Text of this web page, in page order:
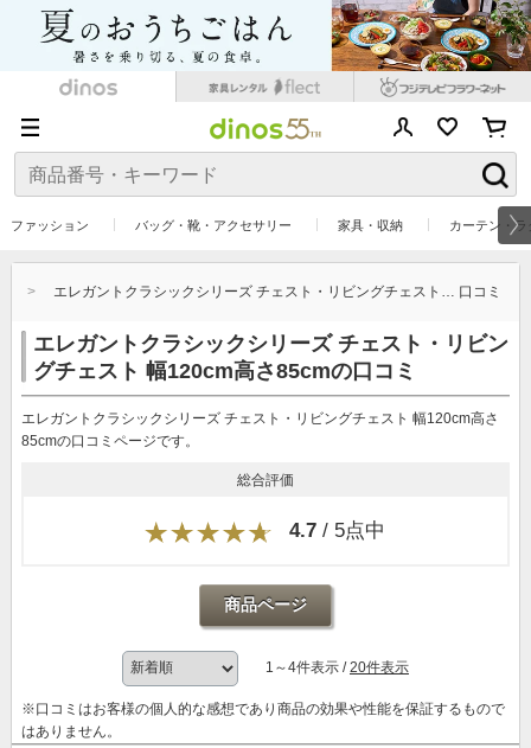
ファッション バッグ・靴・アクセサリー 家具・収納 カーテン・
エレガントクラシックシリーズ チェスト・リビングチェスト… 口コミ
エレガントクラシックシリーズ チェスト・リビン
グチェスト 幅120cm高さ85cmの口コミ
エレガントクラシックシリーズ チェスト・リビングチェスト 幅120cm高さ
85cmの口コミページです。
総合評価
4.7 / 5点中
商品ページ
1～4件表示 /20件表示
※口コミはお客様の個人的な感想であり商品の効果や性能を保証するもので
はありません。